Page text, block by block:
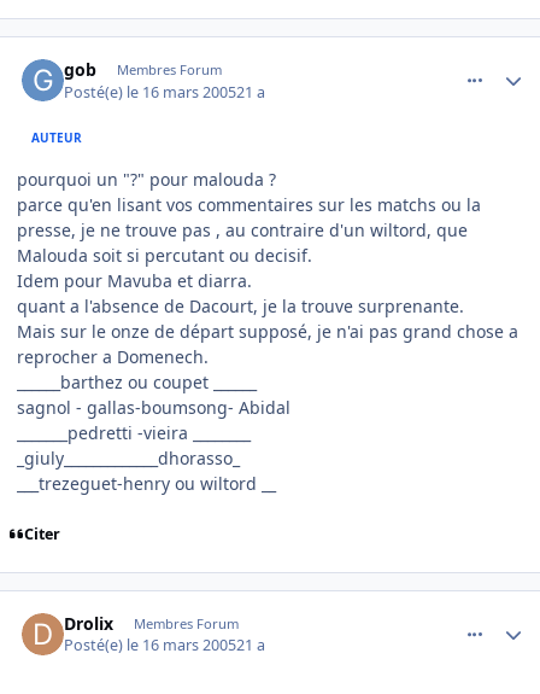
gob Membres Forum
Posté(e) le 16 mars 200521 a
AUTEUR
pourquoi un "?" pour malouda ?
parce qu'en lisant vos commentaires sur les matchs ou la
presse, je ne trouve pas , au contraire d'un wiltord, que
Malouda soit si percutant ou decisif.
Idem pour Mavuba et diarra.
quant a l'absence de Dacourt, je la trouve surprenante.
Mais sur le onze de départ supposé, je n'ai pas grand chose a
reprocher a Domenech.
______barthez ou coupet ______
sagnol - gallas-boumsong- Abidal
_______pedretti -vieira ________
_giuly_____________dhorasso_
___trezeguet-henry ou wiltord __
Citer
Drolix Membres Forum
Posté(e) le 16 mars 200521 a